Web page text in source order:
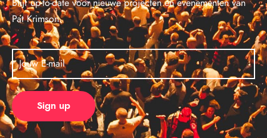
Blijf up-to-date voor nieuwe projecten en evenementen van
Pat Krimson.